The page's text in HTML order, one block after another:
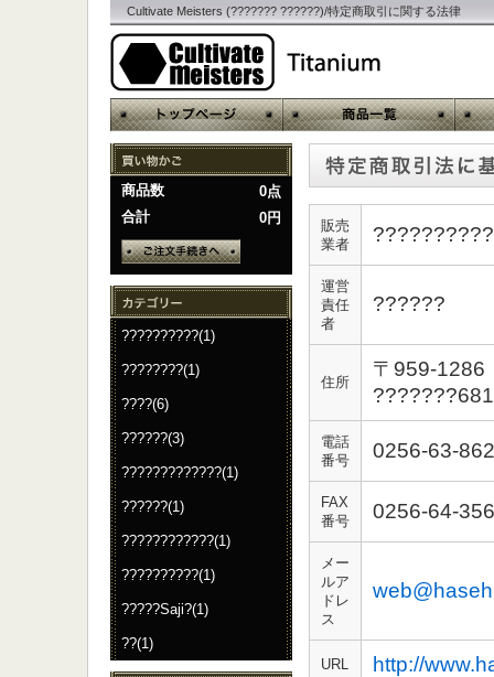
Cultivate Meisters (??????? ??????)/特定商取引に関する法律
商品数
0点
合計
0円
??????????(1)
????????(1)
????(6)
??????(3)
?????????????(1)
??????(1)
????????????(1)
??????????(1)
?????Saji?(1)
??(1)
販売
業者
運営
責任
者
??????
住所
〒959-1286
電話
番号
0256-63-
FAX
番号
0256-64-
メー
ルア
ドレ
ス
URL http://